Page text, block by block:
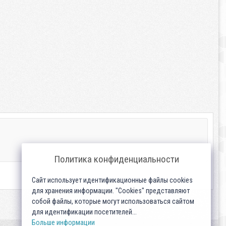
Политика конфиденциальности
Сайт использует идентификационные файлы cookies
для хранения информации. "Cookies" представляют
собой файлы, которые могут использоваться сайтом
для идентификации посетителей...
Больше информации